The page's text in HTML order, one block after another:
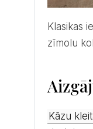
Klasikas iedvesmotas un sievišķīgas kāzu kleitas šogad sastopamas daudzu pasaules vadošo kāzu modes
zīmolu
Kāzu